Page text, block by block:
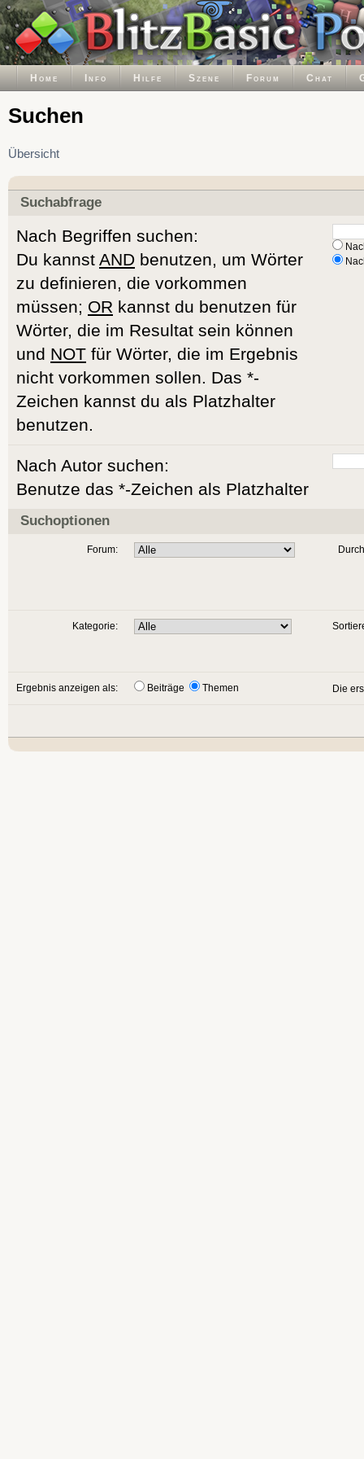
Home Info Hilfe Szene Forum Chat
Suchen
Übersicht
Suchabfrage
Nach Begriffen suchen:
Du kannst AND benutzen, um Wörter
zu definieren, die vorkommen
müssen; OR kannst du benutzen für
Wörter, die im Resultat sein können
und NOT für Wörter, die im Ergebnis
nicht vorkommen sollen. Das *-
Zeichen kannst du als Platzhalter
benutzen.
Nach Autor suchen:
Benutze das *-Zeichen als Platzhalter
Suchoptionen
Forum:
Kategorie:
Ergebnis anzeigen als: Beiträge Themen Die